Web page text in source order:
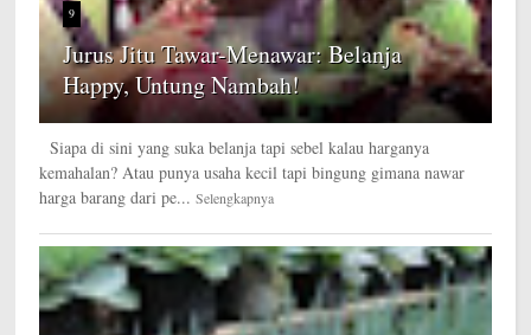
9
Jurus Jitu Tawar-Menawar: Belanja
Happy, Untung Nambah!
Siapa di sini yang suka belanja tapi sebel kalau harganya
kemahalan? Atau punya usaha kecil tapi bingung gimana nawar
harga barang dari pe... Selengkapnya